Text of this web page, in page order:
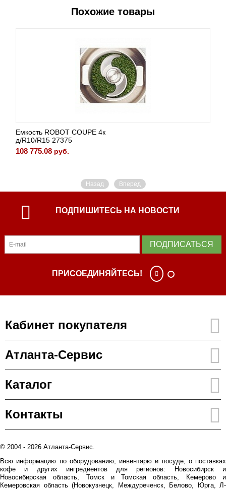
Похожие товары
ROBOT COUPE 4к
27375
руб.
Назад Вперед
ПОДПИШИТЕСЬ НА НОВОСТИ
ПОДПИСАТЬСЯ
ПРИСОЕДИНЯЙТЕСЬ!
Кабинет покупателя
Атланта-Сервис
Каталог
Контакты
© 2004 - 2026 Атланта-Сервис.
Всю информацию по оборудованию, инвентарю и посуде, о поставках
кофе и других ингредиентов для регионов: Новосибирск и
Новосибирская область, Томск и Томская область, Кемерово и
Кемеровская область (Новокузнецк, Междуреченск, Белово, Юрга, Л-